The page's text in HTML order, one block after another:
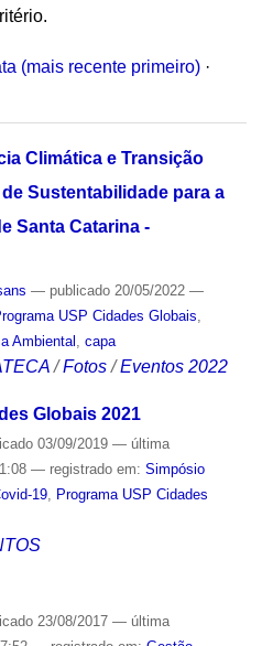
(mais recente primeiro) ·
Climática e Transição
Sustentabilidade para a
Santa Catarina -
— publicado20/05/2022 —
USP Cidades Globais
Ambiental capa
/Fotos /Eventos 2022
Globais 2021
03/09/2019 — última
— registrado em: Simpósio
19, Programa USP Cidades
23/08/2017 — última